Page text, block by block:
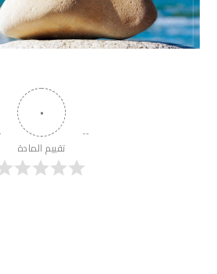
٠
تقييم المادة